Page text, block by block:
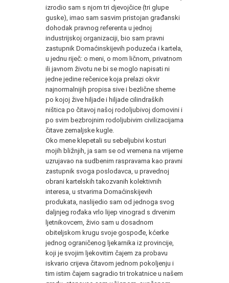
izrodio sam s njom tri djevojčice (tri glupe
guske), imao sam sasvim pristojan građanski
dohodak pravnog referenta u jednoj
industrijskoj organizaciji, bio sam pravni
zastupnik Domaćinskijevih poduzeća i kartela,
u jednu riječ: o meni, o mom ličnom, privatnom
ili javnom životu ne bi se moglo napisati ni
jedne jedine rečenice koja prelazi okvir
najnormalnijih propisa sive i bezlične sheme
po kojoj žive hiljade i hiljade cilindraških
ništica po čitavoj našoj rodoljubivoj domovini i
po svim bezbrojnim rodoljubivim civilizacijama
čitave zemaljske kugle.
Oko mene klepetali su sebeljubivi kosturi
mojih bližnjih, ja sam se od vremena na vrijeme
uzrujavao na sudbenim raspravama kao pravni
zastupnik svoga poslodavca, u pravednoj
obrani kartelskih takozvanih kolektivnih
interesa, u stvarima Domaćinskijevih
produkata, naslijedio sam od jednoga svog
daljnjeg rođaka vrlo lijep vinograd s drvenim
ljetnikovcem, živio sam u dosadnom
obiteljskom krugu svoje gospođe, kćerke
jednog ograničenog ljekarnika iz provincije,
koji je svojim ljekovitim čajem za probavu
iskvario crijeva čitavom jednom pokoljenju i
tim istim čajem sagradio tri trokatnice u našem